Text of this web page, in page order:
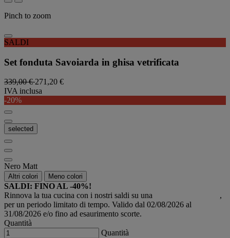
Pinch to zoom
SALDI
Set fonduta Savoiarda in ghisa vetrificata
339,00 €271,20 €
IVA inclusa
-20%
selected
Nero Matt
Altri colori Meno colori
SALDI: FINO AL -40%!
Rinnova la tua cucina con i nostri saldi su una
,
per un periodo limitato di tempo. Valido dal 02/08/2026 al
31/08/2026 e/o fino ad esaurimento scorte.
Quantità
Quantità